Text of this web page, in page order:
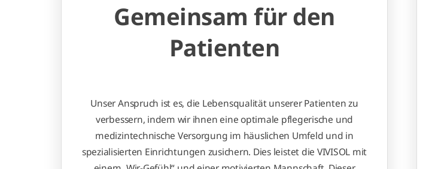
Gemeinsam für den
Patienten
Unser Anspruch ist es, die Lebensqualität unserer Patienten zu
verbessern, indem wir ihnen eine optimale pflegerische und
medizintechnische Versorgung im häuslichen Umfeld und in
spezialisierten Einrichtungen zusichern. Dies leistet die VIVISOL mit